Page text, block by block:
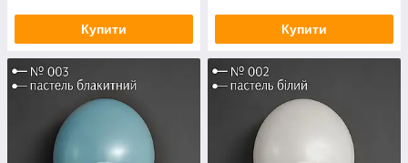
Купити Купити